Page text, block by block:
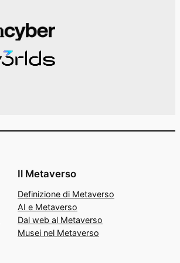
Il Metaverso
Definizione di Metaverso
AI e Metaverso
Dal web al Metaverso
Musei nel Metaverso